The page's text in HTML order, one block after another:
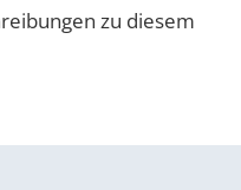
zu diesem